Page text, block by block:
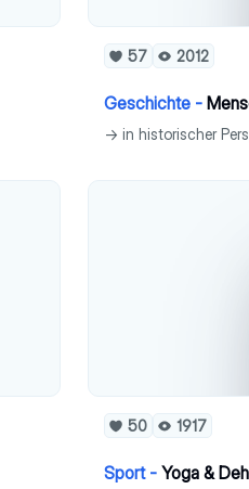
57 2012
Geschichte -
50 1917
Sport - Yoga &